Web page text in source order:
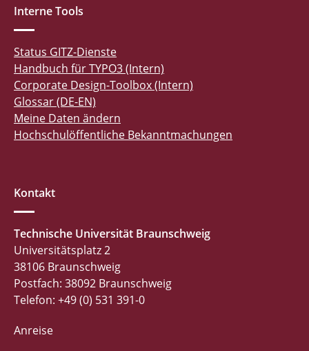
Interne Tools
Status GITZ-Dienste
Handbuch für TYPO3 (Intern)
Corporate Design-Toolbox (Intern)
Glossar (DE-EN)
Meine Daten ändern
Hochschulöffentliche Bekanntmachungen
Kontakt
Technische Universität Braunschweig
Universitätsplatz 2
38106 Braunschweig
Postfach: 38092 Braunschweig
Telefon: +49 (0) 531 391-0
Anreise